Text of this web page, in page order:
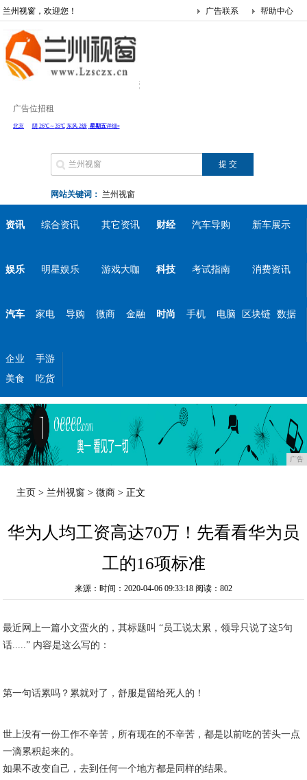
兰州视窗，欢迎您！ 帮助中心
广告联系
广告位招租
网站关键词： 兰州视窗
资讯 综合资讯 其它资讯 财经 汽车导购 新车展示
娱乐 明星娱乐 游戏大咖 科技 考试指南 消费资讯
汽车 家电 导购 微商 金融 时尚 手机 电脑 区块链 数据
企业
手游
美食
吃货
广告
主页 > 兰州视窗 >微商 > 正文
华为人均工资高达70万！先看看华为员
工的16项标准
来源：时间：2020-04-06 09:33:18 阅读：802
最近网上一篇小文蛮火的，其标题叫 “员工说太累，领导只说了这5句
话.....” 内容是这么写的：
第一句话累吗？累就对了，舒服是留给死人的！
世上没有一份工作不辛苦，所有现在的不辛苦，都是以前吃的苦头一点
一滴累积起来的。
如果不改变自己，去到任何一个地方都是同样的结果。